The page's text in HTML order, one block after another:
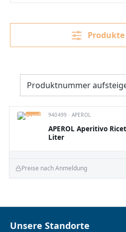
940499 · APEROL
APEROL Aperitivo
Liter
Preise nach Anmeldung
Unsere Standorte